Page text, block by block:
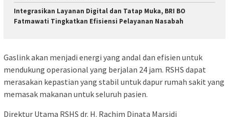
​Integrasikan Layanan Digital dan Tatap Muka, BRI BO
Fatmawati Tingkatkan Efisiensi Pelayanan Nasabah
Gaslink akan menjadi energi yang andal dan efisien untuk
mendukung operasional yang berjalan 24 jam. RSHS dapat
merasakan kepastian yang stabil untuk dapur rumah sakit yang
memasak makanan untuk seluruh pasien.
Direktur Utama RSHS dr. H. Rachim Dinata Marsidi